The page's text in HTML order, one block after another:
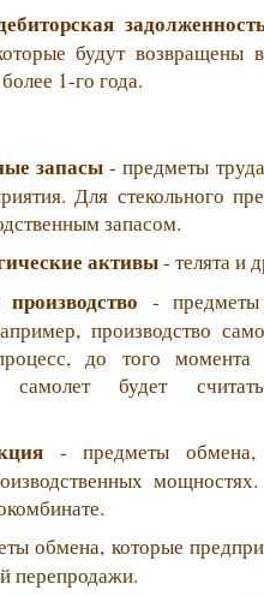
будут
1-го года.
запасы - предметы
Для стекольного
запасом.
активы- телята и
-
производство
до того момента
самолет будет
- предметы обмена,
обмена, которые
перепродажи.